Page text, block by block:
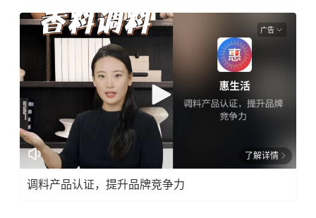
广告
了解详情
调料产品认证，提升品牌竞争力